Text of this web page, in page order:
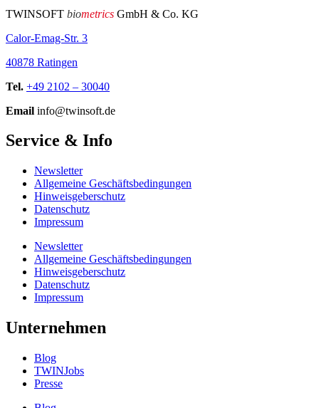
TWINSOFT biometrics GmbH & Co. KG
Calor-Emag-Str. 3
40878 Ratingen
Tel. +49 2102 – 30040
Email info@twinsoft.de
Service & Info
Newsletter
Allgemeine Geschäftsbedingungen
Hinweisgeberschutz
Datenschutz
Impressum
Newsletter
Allgemeine Geschäftsbedingungen
Hinweisgeberschutz
Datenschutz
Impressum
Unternehmen
Blog
TWINJobs
Presse